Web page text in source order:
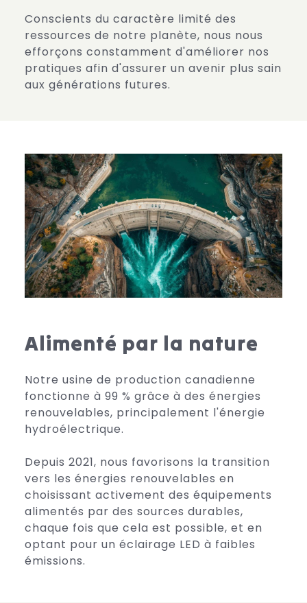
Conscients du caractère limité des
ressources de notre planète, nous nous
efforçons constamment d'améliorer nos
pratiques afin d'assurer un avenir plus sain
aux générations futures.
Alimenté par la nature
Notre usine de production canadienne
fonctionne à 99 % grâce à des énergies
renouvelables, principalement l'énergie
hydroélectrique.
Depuis 2021, nous favorisons la transition
vers les énergies renouvelables en
choisissant activement des équipements
alimentés par des sources durables,
chaque fois que cela est possible, et en
optant pour un éclairage LED à faibles
émissions.